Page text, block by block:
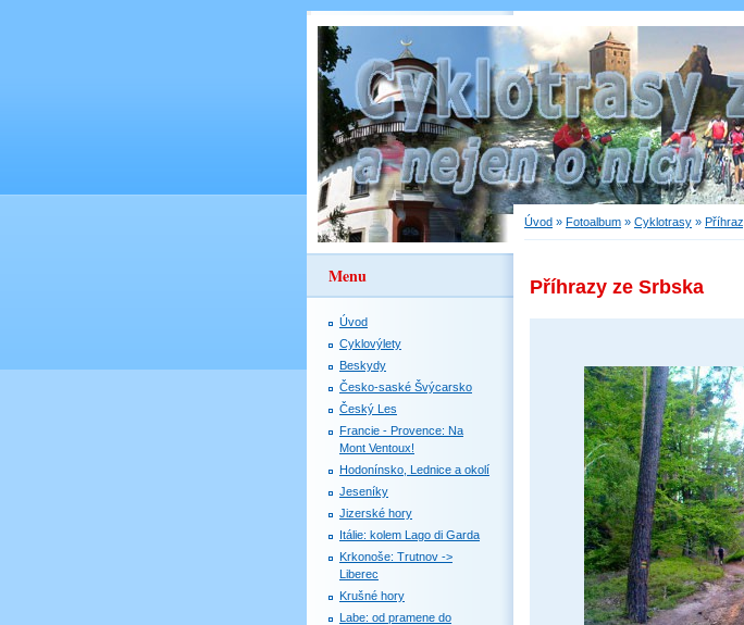
Úvod » Fotoalbum » Cyklotrasy »
Příhrazy ze Srbska
Menu
Úvod
Cyklovýlety
Beskydy
Česko-saské Švýcarsko
Český Les
Francie - Provence: Na
Mont Ventoux!
Hodonínsko, Lednice a okolí
Jeseníky
Jizerské hory
Itálie: kolem Lago di Garda
Krkonoše: Trutnov ->
Liberec
Krušné hory
Labe: od pramene do